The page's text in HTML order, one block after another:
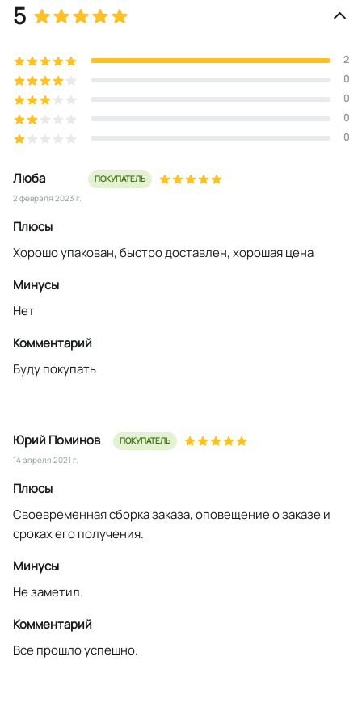
Люба
2 февраля 2023 г.
ПОКУПАТЕЛЬ
Плюсы
Хорошо упакован, быстро доставлен, хорошая цена
Минусы
Нет
Комментарий
Буду покупать
Юрий Поминов
14 апреля 2021 г.
ПОКУПАТЕЛЬ
Плюсы
Своевременная сборка заказа, оповещение о заказе и
сроках его получения.
Минусы
Не заметил.
Комментарий
Все прошло успешно.
5
2
0
0
0
0